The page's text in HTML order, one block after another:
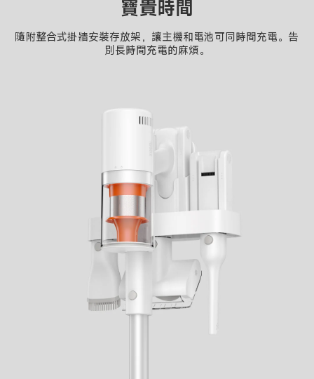
寶貴時間
隨附整合式掛牆安裝存放架，讓主機和電池可同時間充電。告
別長時間充電的麻煩。